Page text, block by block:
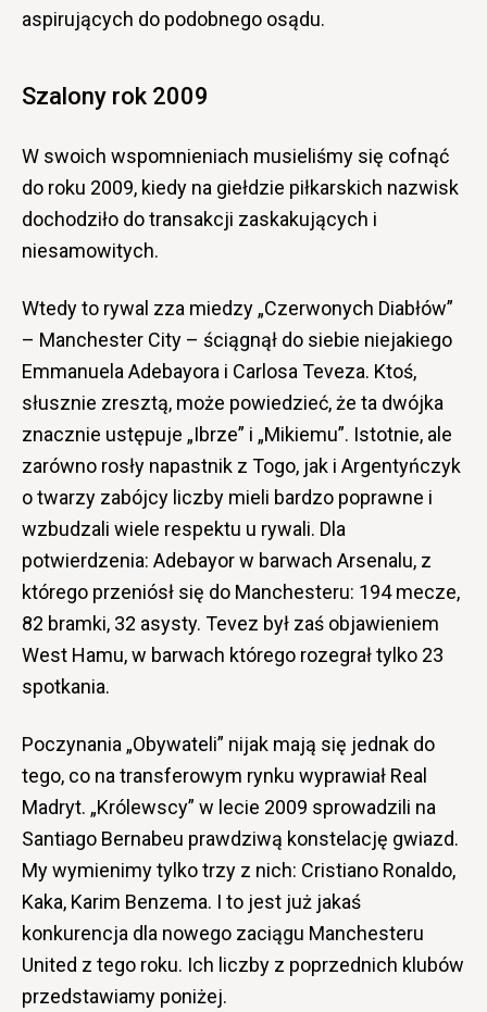
aspirujących do podobnego osądu.
Szalony rok 2009
W swoich wspomnieniach musieliśmy się cofnąć
do roku 2009, kiedy na giełdzie piłkarskich nazwisk
dochodziło do transakcji zaskakujących i
niesamowitych.
Wtedy to rywal zza miedzy „Czerwonych Diabłów”
– Manchester City – ściągnął do siebie niejakiego
Emmanuela Adebayora i Carlosa Teveza. Ktoś,
słusznie zresztą, może powiedzieć, że ta dwójka
znacznie ustępuje „Ibrze” i „Mikiemu”. Istotnie, ale
zarówno rosły napastnik z Togo, jak i Argentyńczyk
o twarzy zabójcy liczby mieli bardzo poprawne i
wzbudzali wiele respektu u rywali. Dla
potwierdzenia: Adebayor w barwach Arsenalu, z
którego przeniósł się do Manchesteru: 194 mecze,
82 bramki, 32 asysty. Tevez był zaś objawieniem
West Hamu, w barwach którego rozegrał tylko 23
spotkania.
Poczynania „Obywateli” nijak mają się jednak do
tego, co na transferowym rynku wyprawiał Real
Madryt. „Królewscy” w lecie 2009 sprowadzili na
Santiago Bernabeu prawdziwą konstelację gwiazd.
My wymienimy tylko trzy z nich: Cristiano Ronaldo,
Kaka, Karim Benzema. I to jest już jakaś
konkurencja dla nowego zaciągu Manchesteru
United z tego roku. Ich liczby z poprzednich klubów
przedstawiamy poniżej.